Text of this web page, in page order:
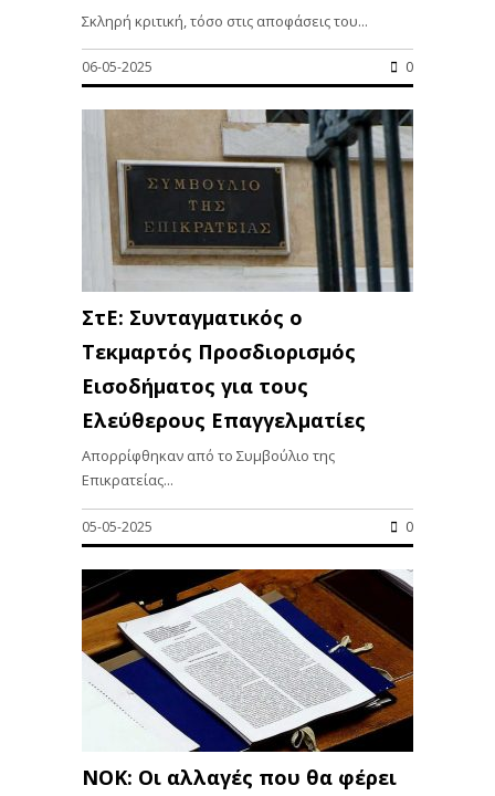
Σκληρή κριτική, τόσο στις αποφάσεις του...
06-05-2025 0
ΣτΕ: Συνταγματικός ο
Τεκμαρτός Προσδιορισμός
Εισοδήματος για τους
Ελεύθερους Επαγγελματίες
Απορρίφθηκαν από το Συμβούλιο της
Επικρατείας...
05-05-2025 0
ΝΟΚ: Οι αλλαγές που θα φέρει